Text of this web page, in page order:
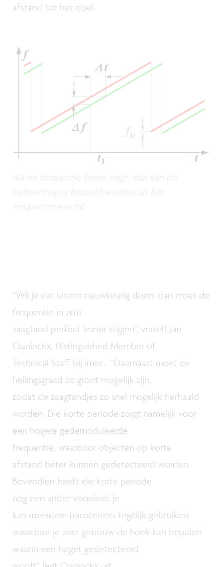
afstand tot het doel.
“Wil je dat uiterst nauwkeurig doen, dan moet de
frequentie in zo’n
zaagtand perfect lineair stijgen”, vertelt Jan
Craninckx, Distinguished Member of
Technical Staff bij imec. “Daarnaast moet de
hellingsgraad zo groot mogelijk zijn,
zodat de zaagtandjes zo snel mogelijk herhaald
worden. Die korte periode zorgt namelijk voor
een hogere gedemoduleerde
frequentie, waardoor objecten op korte
afstand beter kunnen gedetecteerd worden.
Bovendien heeft die korte periode
nog een ander voordeel: je
kan meerdere transceivers tegelijk gebruiken,
waardoor je zeer getrouw de hoek kan bepalen
waarin een target gedetecteerd